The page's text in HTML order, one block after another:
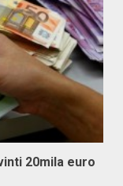
20mila euro